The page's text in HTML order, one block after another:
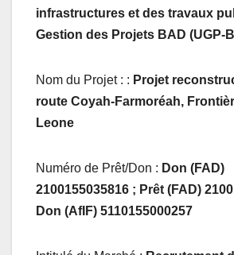
infrastructures et des travaux
Gestion des Projets BAD (UGP-
Nom du Projet : : Projet
route Coyah-Farmoréah,
Leone
Numéro de Prêt/Don : Don (FAD)
2100155035816 ; Prêt (FAD)
Don (AfIF) 5110155000257